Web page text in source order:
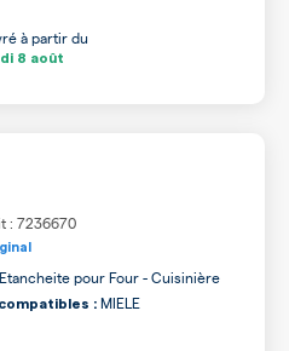
à partir du
8 août
: 7236670
pour Four - Cuisinière
: MIELE